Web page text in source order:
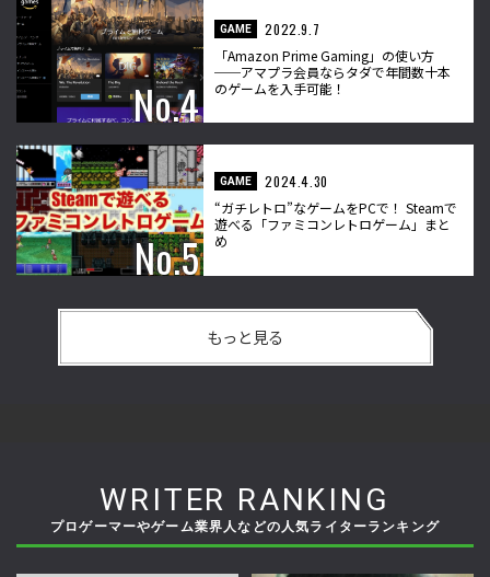
GAME
2022.9.7
「Amazon Prime Gaming」の使い方
──アマプラ会員ならタダで年間数十本
のゲームを入手可能！
GAME
2024.4.30
“ガチレトロ”なゲームをPCで！ Steamで
遊べる「ファミコンレトロゲーム」まと
め
もっと見る
WRITER RANKING
プロゲーマーやゲーム業界人などの人気ライターランキング